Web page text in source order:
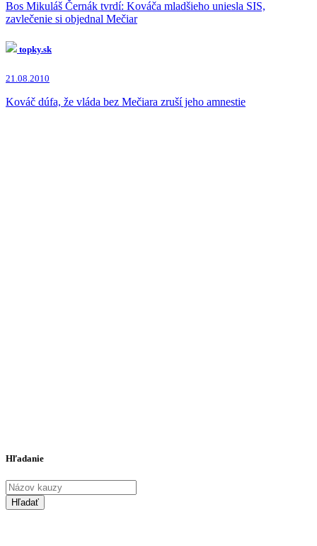
Bos Mikuláš Černák tvrdí: Kováča mladšieho uniesla SIS,
zavlečenie si objednal Mečiar
topky.sk
21.08.2010
Kováč dúfa, že vláda bez Mečiara zruší jeho amnestie
Hľadanie